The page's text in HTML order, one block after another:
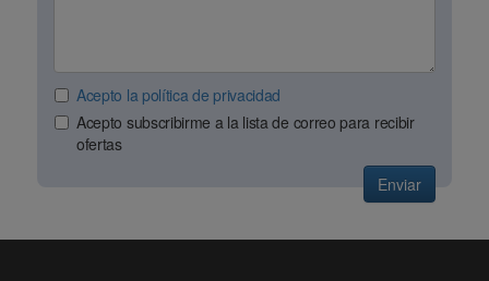
Acepto la política de privacidad
Acepto subscribirme a la lista de correo para recibir
ofertas
Enviar